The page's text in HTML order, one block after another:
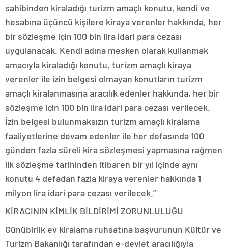
sahibinden kiraladığı turizm amaçlı konutu, kendi ve
hesabına üçüncü kişilere kiraya verenler hakkında, her
bir sözleşme için 100 bin lira idari para cezası
uygulanacak. Kendi adına mesken olarak kullanmak
amacıyla kiraladığı konutu, turizm amaçlı kiraya
verenler ile izin belgesi olmayan konutların turizm
amaçlı kiralanmasına aracılık edenler hakkında, her bir
sözleşme için 100 bin lira idari para cezası verilecek.
İzin belgesi bulunmaksızın turizm amaçlı kiralama
faaliyetlerine devam edenler ile her defasında 100
günden fazla süreli kira sözleşmesi yapmasına rağmen
ilk sözleşme tarihinden itibaren bir yıl içinde aynı
konutu 4 defadan fazla kiraya verenler hakkında 1
milyon lira idari para cezası verilecek.”
KİRACININ KİMLİK BİLDİRİMİ ZORUNLULUĞU
Günübirlik ev kiralama ruhsatına başvurunun Kültür ve
Turizm Bakanlığı tarafından e-devlet aracılığıyla